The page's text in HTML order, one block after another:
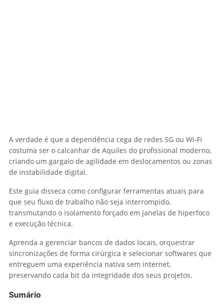
A verdade é que a dependência cega de redes 5G ou Wi-Fi
costuma ser o calcanhar de Aquiles do profissional moderno,
criando um gargalo de agilidade em deslocamentos ou zonas
de instabilidade digital.
Este guia disseca como configurar ferramentas atuais para
que seu fluxo de trabalho não seja interrompido,
transmutando o isolamento forçado em janelas de hiperfoco
e execução técnica.
Aprenda a gerenciar bancos de dados locais, orquestrar
sincronizações de forma cirúrgica e selecionar softwares que
entreguem uma experiência nativa sem internet,
preservando cada bit da integridade dos seus projetos.
Sumário